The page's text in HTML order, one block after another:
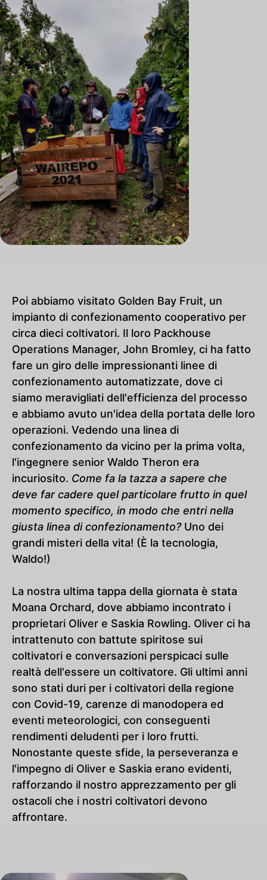
Poi abbiamo visitato Golden Bay Fruit, un
impianto di confezionamento cooperativo per
circa dieci coltivatori. Il loro Packhouse
Operations Manager, John Bromley, ci ha fatto
fare un giro delle impressionanti linee di
confezionamento automatizzate, dove ci
siamo meravigliati dell'efficienza del processo
e abbiamo avuto un'idea della portata delle loro
operazioni. Vedendo una linea di
confezionamento da vicino per la prima volta,
l'ingegnere senior Waldo Theron era
incuriosito. Come fa la tazza a sapere che
deve far cadere quel particolare frutto in quel
momento specifico, in modo che entri nella
giusta linea di confezionamento? Uno dei
grandi misteri della vita! (È la tecnologia,
Waldo!)
La nostra ultima tappa della giornata è stata
Moana Orchard, dove abbiamo incontrato i
proprietari Oliver e Saskia Rowling. Oliver ci ha
intrattenuto con battute spiritose sui
coltivatori e conversazioni perspicaci sulle
realtà dell'essere un coltivatore. Gli ultimi anni
sono stati duri per i coltivatori della regione
con Covid-19, carenze di manodopera ed
eventi meteorologici, con conseguenti
rendimenti deludenti per i loro frutti.
Nonostante queste sfide, la perseveranza e
l'impegno di Oliver e Saskia erano evidenti,
rafforzando il nostro apprezzamento per gli
ostacoli che i nostri coltivatori devono
affrontare.